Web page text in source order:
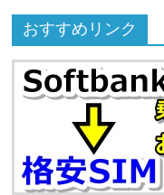
おすすめリンク